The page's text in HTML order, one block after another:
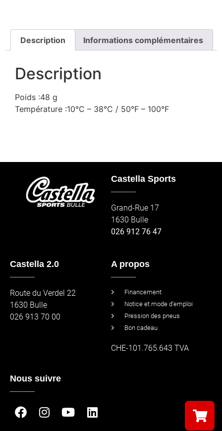
Description Informations complémentaires
Description
Poids :48 g
Température :10°C – 38°C / 50°F – 100°F
Castella Sports
Grand-Rue 17
1630 Bulle
026 912 76 47
Castella 2.0
Route du Verdel 22
1630 Bulle
026 913 70 00
A propos
Financement
Notice et mode d'emploi
Pression des pneus
Bon cadeau
CHE-101.765.643 TVA
Nous suivre